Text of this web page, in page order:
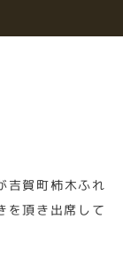
吉賀町柿木ふれ
を頂き出席して